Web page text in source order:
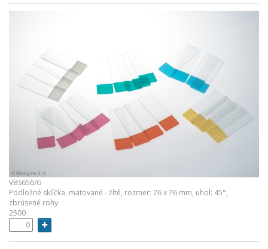
VBS656/G
Podložné sklíčka, matované - žlté, rozmer: 26 x 76 mm, uhol: 45°,
zbrúsené rohy
2500